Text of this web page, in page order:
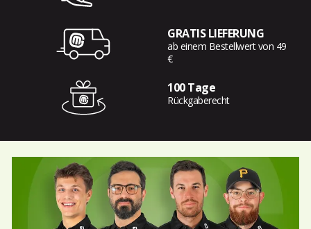
GRATIS LIEFERUNG
ab einem Bestellwert von 49
€
100 Tage
Rückgaberecht